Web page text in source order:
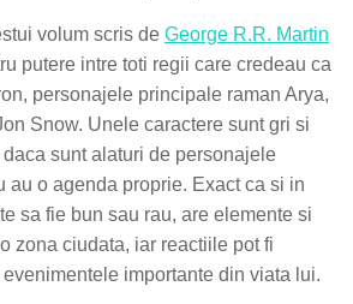
volum scris de George R.R. Martin
putere intre toti regii care credeau ca
personajele principale raman Arya,
Snow. Unele caractere sunt gri si
sunt alaturi de personajele
au o agenda proprie. Exact ca si in
sa fie bun sau rau, are elemente si
zona ciudata, iar reactiile pot fi
importante din viata lui.